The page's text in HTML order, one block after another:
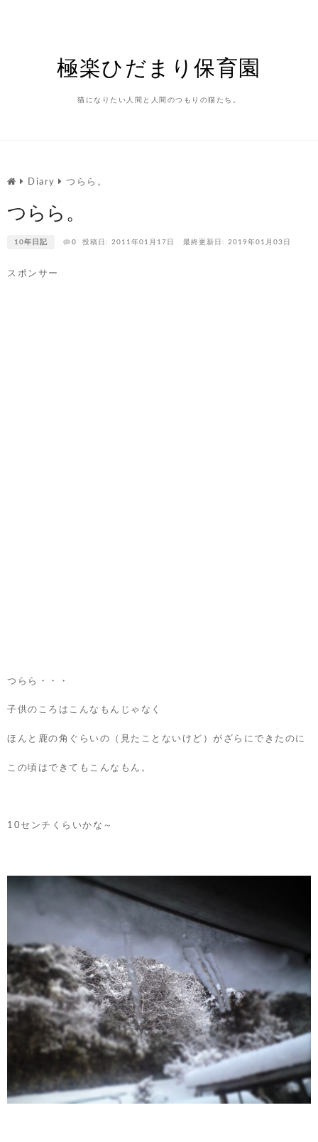
極楽ひだまり保育園
猫になりたい人間と人間のつもりの猫たち。
Diary つらら。
つらら。
10年日記 0 投稿日: 2011年01月17日 最終更新日: 2019年01月03日
スポンサー
つらら・・・
子供のころはこんなもんじゃなく
ほんと鹿の角ぐらいの（見たことないけど）がざらにできたのに
この頃はできてもこんなもん。
10センチくらいかな～